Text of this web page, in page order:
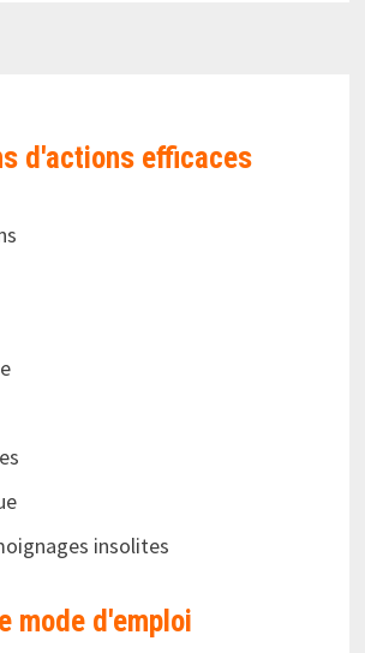
d'actions efficaces
insolites
mode d'emploi